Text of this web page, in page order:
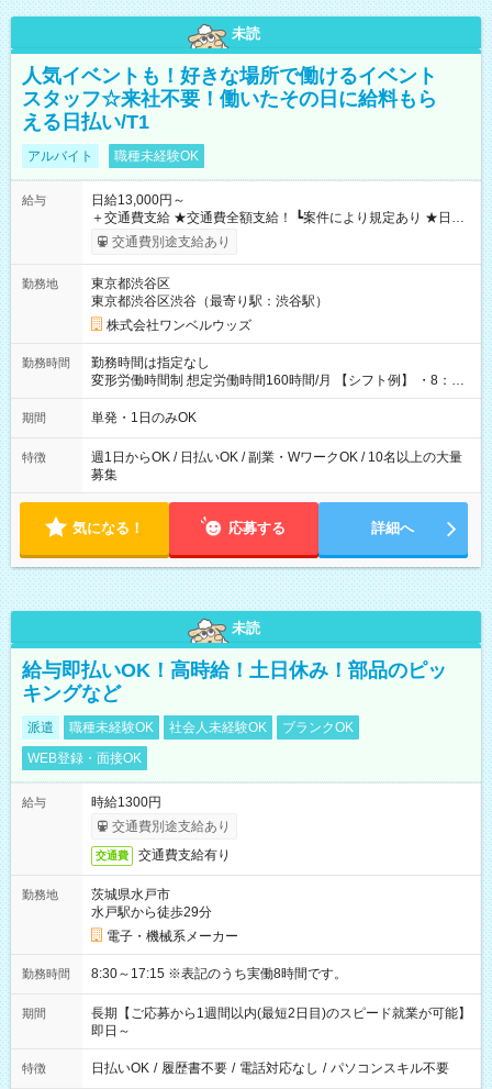
未読
人気イベントも！好きな場所で働けるイベント
スタッフ☆来社不要！働いたその日に給料もら
える日払い/T1
アルバイト 職種未経験OK
給与
日給13,000円～
＋交通費支給 ★交通費全額支給！ ┗案件により規定あり ★日払
いOK！（規定あり） ┗働いたその日に現金GET♪ お仕事後はコ
ンビニATMから 日払い分を引き落とせます！ 【試用期間】試
交通費別途支給あり
勤務地
東京都渋谷区
東京都渋谷区渋谷（最寄り駅：渋谷駅）
株式会社ワンベルウッズ
勤務時間
勤務時間は指定なし
変形労働時間制 想定労働時間160時間/月 【シフト例】 ・8：00
～21：00
期間 単発・1日のみOK
特徴
週1日からOK / 日払いOK / 副業・WワークOK / 10名以上の大量
募集
気になる！ 応募する 詳細へ
未読
給与即払いOK！高時給！土日休み！部品のピッ
キングなど
派遣 職種未経験OK 社会人未経験OK
ブランクOK
WEB登録・面接OK
給与
時給1300円
交通費別途支給あり
交通費 交通費支給有り
勤務地
茨城県水戸市
水戸駅から徒歩29分
電子・機械系メーカー
勤務時間 8:30～17:15 ※表記のうち実働8時間です。
期間
長期【ご応募から1週間以内(最短2日目)のスピード就業が可能】
即日～
特徴 日払いOK / 履歴書不要 / 電話対応なし / パソコンスキル不要